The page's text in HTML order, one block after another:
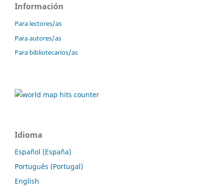
Información
Para lectores/as
Para autores/as
Para bibliotecarios/as
Idioma
Español (España)
Português (Portugal)
English